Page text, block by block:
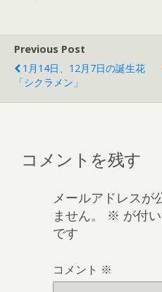
Previous Post
1月14日、12月7日の誕生花
「シクラメン」
コメントを残す
メールアドレスが
ません。
※ が付
です
コメント ※